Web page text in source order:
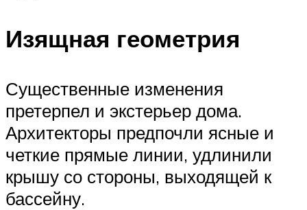
Изящная геометрия
Существенные изменения
претерпел и экстерьер дома.
Архитекторы предпочли ясные и
четкие прямые линии, удлинили
крышу со стороны, выходящей к
бассейну.